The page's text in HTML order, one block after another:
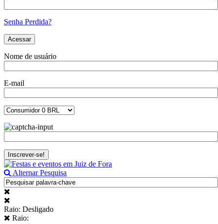
Senha Perdida?
Nome de usuário
E-mail
Alternar Pesquisa
Raio: Desligado
Raio: